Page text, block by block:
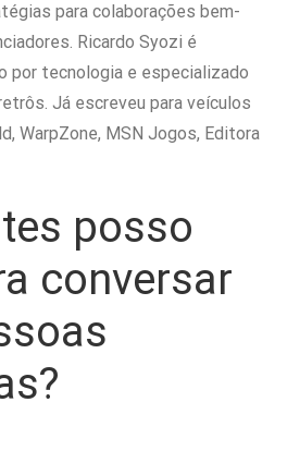
para colaborações bem-
Ricardo Syozi é
por tecnologia e especializado
Já escreveu para veículos
WarpZone, MSN Jogos, Editora
posso
conversar